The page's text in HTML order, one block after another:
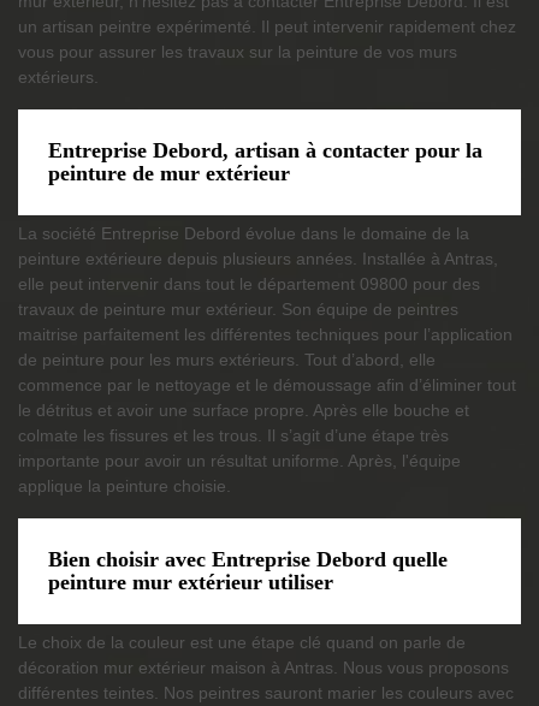
un artisan peintre expérimenté. Il peut intervenir rapidement chez
vous pour assurer les travaux sur la peinture de vos murs
extérieurs.
Entreprise Debord, artisan à contacter pour la
peinture de mur extérieur
La société Entreprise Debord évolue dans le domaine de la
peinture extérieure depuis plusieurs années. Installée à Antras,
elle peut intervenir dans tout le département 09800 pour des
travaux de peinture mur extérieur. Son équipe de peintres
maitrise parfaitement les différentes techniques pour l’application
de peinture pour les murs extérieurs. Tout d’abord, elle
commence par le nettoyage et le démoussage afin d’éliminer tout
le détritus et avoir une surface propre. Après elle bouche et
colmate les fissures et les trous. Il s’agit d’une étape très
importante pour avoir un résultat uniforme. Après, l'équipe
applique la peinture choisie.
Bien choisir avec Entreprise Debord quelle
peinture mur extérieur utiliser
Le choix de la couleur est une étape clé quand on parle de
décoration mur extérieur maison à Antras. Nous vous proposons
différentes teintes. Nos peintres sauront marier les couleurs avec